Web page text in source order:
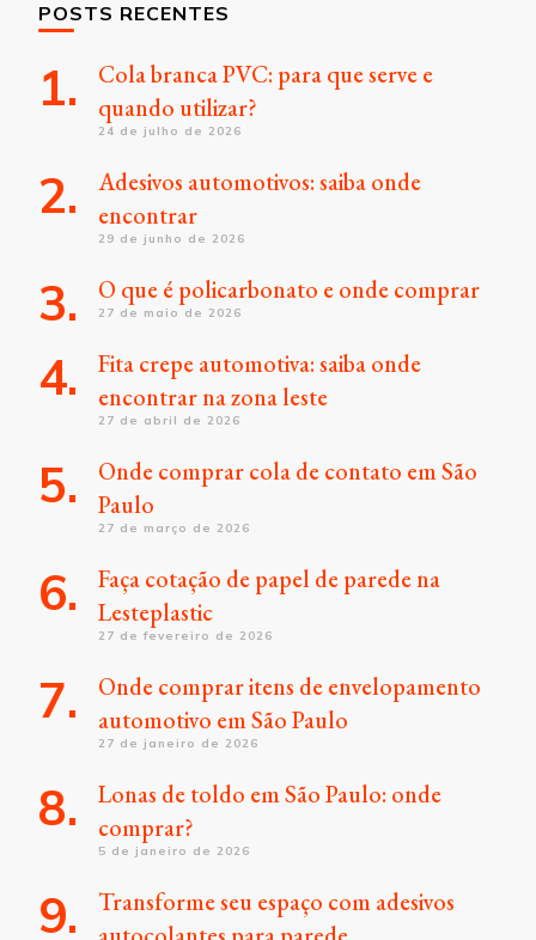
POSTS RECENTES
Cola branca PVC: para que serve e
quando utilizar?
24 de julho de 2026
Adesivos automotivos: saiba onde
encontrar
29 de junho de 2026
O que é policarbonato e onde comprar
27 de maio de 2026
Fita crepe automotiva: saiba onde
encontrar na zona leste
27 de abril de 2026
Onde comprar cola de contato em São
Paulo
27 de março de 2026
Faça cotação de papel de parede na
Lesteplastic
27 de fevereiro de 2026
Onde comprar itens de envelopamento
automotivo em São Paulo
27 de janeiro de 2026
Lonas de toldo em São Paulo: onde
comprar?
5 de janeiro de 2026
Transforme seu espaço com adesivos